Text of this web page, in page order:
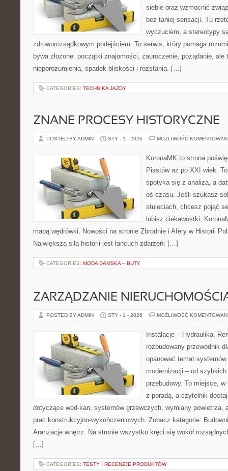
siebie oraz wzmocnić
bez taniej sensacji. Tu
wyczuciem, a stereotypy
zdroworozsądkowym podejściem. To serwis, który pomaga
bywa złożone: początki znajomości, zauroczenie, pożądanie,
nieporozumienia, spadek bliskości i rozstania. […]
CATEGORIES: TECHNIKA JAZDY
ZNANE PROCESY HISTORYCZNE
POSTED BY ADMIN STY - 1 - 2026 MOŻLIWOŚĆ
KoronaMK to strona
Piastów aż po XXI wiek.
spotyka się z analizą, a
oś czasu. Jeśli szukasz
stuleciach, chcesz pojąć
lubisz ciekawostki,
mapą wędrówki. Nowości na stronie Zbrodnie i Afery w Historii
Największą siłą historii jest łańcuch zdarzeń: […]
CATEGORIES: MODA DAMSKA – BUTY
ZARZĄDZANIE
POSTED BY ADMIN STY - 1 - 2026 MOŻLIWOŚĆ
Instalacje – Hydraulika,
rozbudowany przewodnik
opanować temat
modernizacji – od
przebudowy. To miejsce,
z poradą, a czytelnik
dotyczące wod-kan, systemów grzewczych, wymiany powietrza,
prac konstrukcyjno-wykończeniowych. Zobacz kategorie:
Aranżacje wnętrz. Na stronie wszystko kręci się wokół
[…]
CATEGORIES: TESTY I RECENZJE PRODUKTÓW